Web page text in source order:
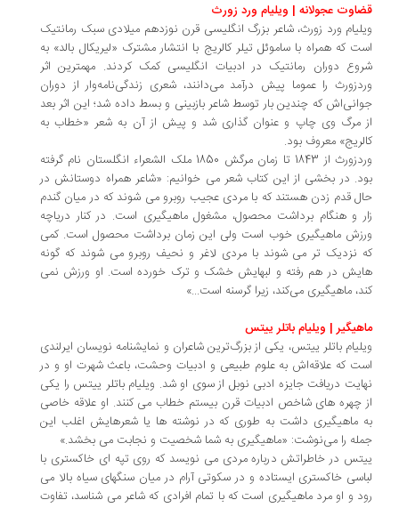
عجولانه | ویلیام ورد زورث
ورد زورث، شاعر بزرگ انگلیسی قرن نوزدهم میلادی سبک رمانتیک
که همراه با ساموئل تیلر کالریج با انتشار مشترک «لیریکال بالد» به
دوران رمانتیک در ادبیات انگلیسی کمک کردند. مهمترین اثر
را عموما پیش درآمد می‌دانند، شعری زندگی‌نامه‌وار از دوران
که چندین بار توسط شاعر بازبینی و بسط داده شد؛ این اثر بعد
مرگ وی چاپ و عنوان گذاری شد و پیش از آن به شعر «خطاب به
معروف بود.
وردزورث از 1843 تا زمان مرگش 1850 ملک الشعراء انگلستان نام گرفته
در بخشی از این کتاب شعر می خوانیم: «شاعر همراه دوستانش در
قدم زدن هستند که با مردی عجیب روبرو می شوند که در میان گندم
و هنگام برداشت محصول، مشغول ماهیگیری است. در کنار دریاچه
ماهیگیری خوب است ولی این زمان برداشت محصول است. کمی
نزدیک تر می شوند با مردی لاغر و نحیف روبرو می شوند که گونه
در هم رفته و لبهایش خشک و ترک خورده است. او ورزش نمی
ماهیگیری می‌کند، زیرا گرسنه است...»
| ویلیام باتلر ییتس
باتلر ییتس، یکی از بزرگ‌ترین شاعران و نمایشنامه ‌نویسان ایرلندی
که علاقه‌اش به علوم طبیعی و ادبیات وحشت، باعث شهرت او و در
دریافت جایزه ادبی نوبل از سوی او شد. ویلیام باتلر ییتس را یکی
چهره های شاخص ادبیات قرن بیستم خطاب می کنند. او علاقه خاصی
ماهیگیری داشت به طوری که در نوشته ها یا شعرهایش اغلب این
را می‌نوشت: «ماهیگیری به شما شخصیت و نجابت می بخشد.»
در خاطراتش درباره مردی می نویسد که روی تپه ای خاکستری با
خاکستری ایستاده و در سکوتی آرام در میان سنگهای سیاه بالا می
و او مرد ماهیگیری است که با تمام افرادی که شاعر می شناسد، تفاوت